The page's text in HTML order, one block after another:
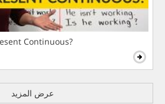
Continuous?
عرض المزيد